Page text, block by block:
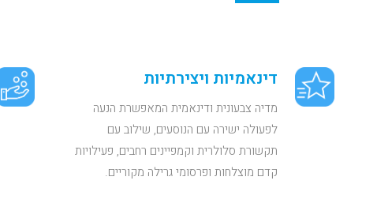
דינאמיות ויצירתיות
מדיה צבעונית ודינאמית המאפשרת הנעה
לפעולה ישירה עם הנוסעים, שילוב עם
תקשורת סלולרית וקמפיינים רחבים, פעילויות
קדם מוצלחות ופרסומי גרילה מקוריים.